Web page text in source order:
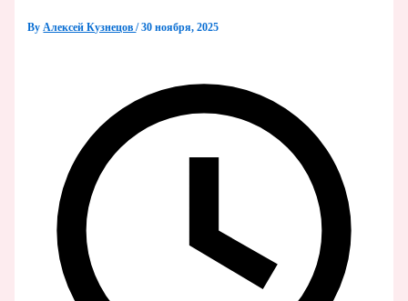
By Алексей Кузнецов/30 ноября, 2025